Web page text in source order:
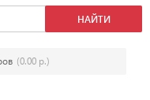
(0.00 р.)